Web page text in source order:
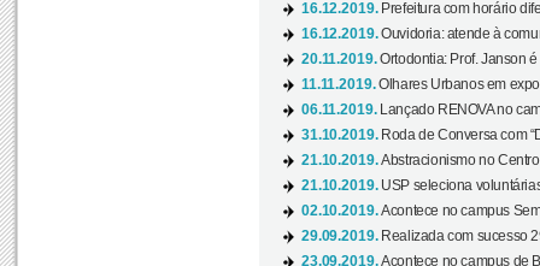
16.12.2019. Prefeitura com horário
16.12.2019.Ouvidoria: atende à
20.11.2019.Ortodontia: Prof. Janson
11.11.2019.Olhares Urbanos em
06.11.2019.
Lançado RENOVA no
31.10.2019. Roda de Conversa com
21.10.2019.Abstracionismo no
21.10.2019. USP seleciona
02.10.2019.Acontece no campus
29.09.2019. Realizada com sucesso
23.09.2019.Acontece no campus de